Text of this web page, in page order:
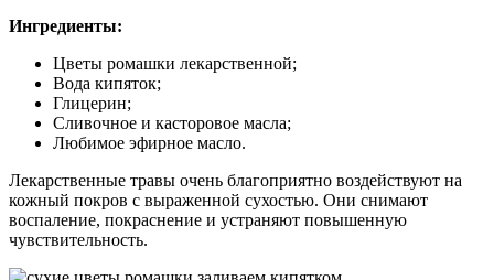
Ингредиенты:
Цветы ромашки лекарственной;
Вода кипяток;
Глицерин;
Сливочное и касторовое масла;
Любимое эфирное масло.
Лекарственные травы очень благоприятно воздействуют на
кожный покров с выраженной сухостью. Они снимают
воспаление, покраснение и устраняют повышенную
чувствительность.